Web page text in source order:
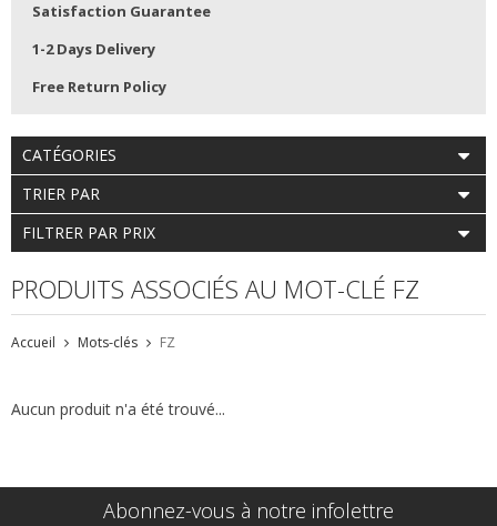
Satisfaction Guarantee
1-2 Days Delivery
Free Return Policy
CATÉGORIES
TRIER PAR
FILTRER PAR PRIX
PRODUITS ASSOCIÉS AU MOT-CLÉ FZ
Accueil Mots-clés FZ
Aucun produit n'a été trouvé...
Abonnez-vous à notre infolettre